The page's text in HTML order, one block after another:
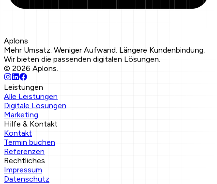
Aplons
Mehr Umsatz. Weniger Aufwand. Längere Kundenbindung.
Wir bieten die passenden digitalen Lösungen.
© 2026 Aplons.
Leistungen
Alle Leistungen
Digitale Lösungen
Marketing
Hilfe & Kontakt
Kontakt
Termin buchen
Referenzen
Rechtliches
Impressum
Datenschutz